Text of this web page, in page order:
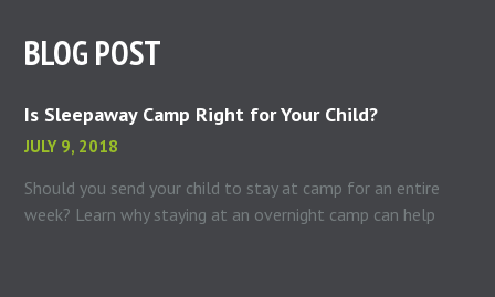
BLOG POST
Is Sleepaway Camp Right for Your Child?
JULY 9, 2018
Should you send your child to stay at camp for an entire
week? Learn why staying at an overnight camp can help